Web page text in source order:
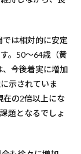
は相対的に安定
。50～64歳（黄
今後着実に増加
示されていま
在の2倍以上にな
題となるでしょ